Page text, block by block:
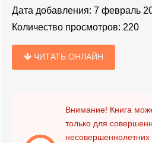
Дата добавления: 7 февраль
Количество просмотров: 220
ЧИТАТЬ ОНЛАЙН
Внимание! Книга
только для